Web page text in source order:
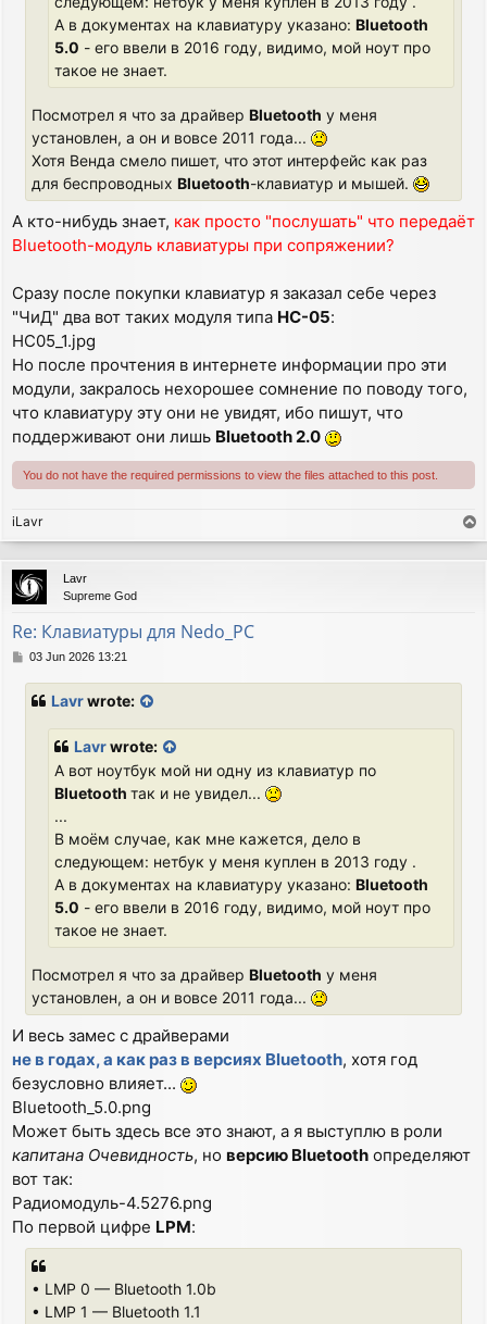
А в документах на клавиатуру указано: Bluetooth
5.0 - его ввели в 2016 году, видимо, мой ноут про
такое не знает.
Посмотрел я что за драйвер Bluetooth у меня
установлен, а он и вовсе 2011 года...
Хотя Венда смело пишет, что этот интерфейс как раз
для беспроводных Bluetooth-клавиатур и мышей.
А кто-нибудь знает, как просто "послушать" что передаёт
Bluetooth-модуль клавиатуры при сопряжении?
Сразу после покупки клавиатур я заказал себе через
"ЧиД" два вот таких модуля типа HC-05:
HC05_1.jpg
Но после прочтения в интернете информации про эти
модули, закралось нехорошее сомнение по поводу того,
что клавиатуру эту они не увидят, ибо пишут, что
поддерживают они лишь Bluetooth 2.0
You do not have the required permissions to view the files attached to this post.
iLavr
o
p
Lavr
Supreme God
Re: Клавиатуры для Nedo_PC
P03 Jun 2026 13:21
Lavrwrote:
Lavrwrote:
А вот ноутбук мой ни одну из клавиатур по
Bluetooth так и не увидел...
...
В моём случае, как мне кажется, дело в
следующем: нетбук у меня куплен в 2013 году .
А в документах на клавиатуру указано: Bluetooth
5.0 - его ввели в 2016 году, видимо, мой ноут про
такое не знает.
Посмотрел я что за драйвер Bluetooth у меня
установлен, а он и вовсе 2011 года...
И весь замес с драйверами
не в годах, а как раз в версиях Bluetooth, хотя год
безусловно влияет...
Bluetooth_5.0.png
Может быть здесь все это знают, а я выступлю в роли
капитана Очевидность, но версию Bluetooth определяют
вот так:
Радиомодуль-4.5276.png
По первой цифре LPM:
• LMP 0 — Bluetooth 1.0b
• LMP 1 — Bluetooth 1.1